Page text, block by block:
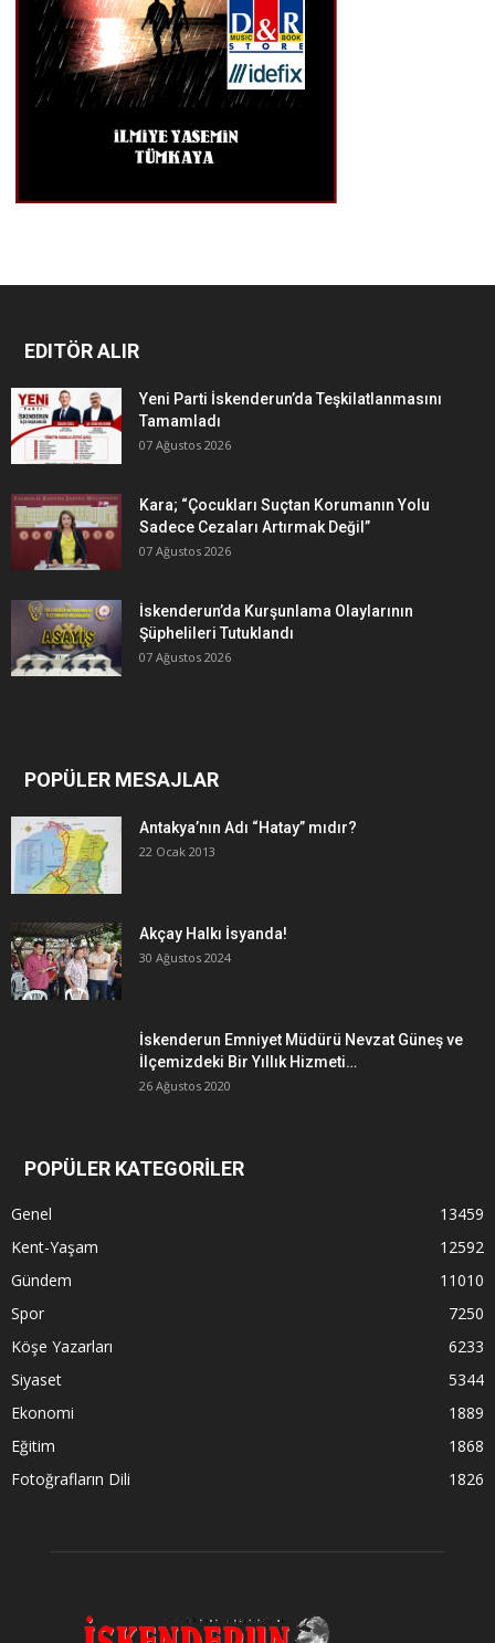
EDITÖR ALIR
Yeni Parti İskenderun’da Teşkilatlanmasını
Tamamladı
07 Ağustos 2026
Kara; “Çocukları Suçtan Korumanın Yolu
Sadece Cezaları Artırmak Değil”
07 Ağustos 2026
İskenderun’da Kurşunlama Olaylarının
Şüphelileri Tutuklandı
07 Ağustos 2026
POPÜLER MESAJLAR
Antakya’nın Adı “Hatay” mıdır?
22 Ocak 2013
Akçay Halkı İsyanda!
30 Ağustos 2024
İskenderun Emniyet Müdürü Nevzat Güneş ve
İlçemizdeki Bir Yıllık Hizmeti…
26 Ağustos 2020
POPÜLER KATEGORİLER
Genel
13459
Kent-Yaşam
12592
Gündem
11010
Spor
7250
Köşe Yazarları
6233
Siyaset
5344
Ekonomi
1889
Eğitim
1868
Fotoğrafların Dili
1826